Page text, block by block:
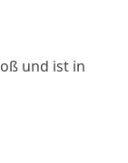
und ist in